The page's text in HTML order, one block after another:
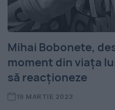
Mihai Bobonete,
moment din viața
să reacționeze
19 MARTIE 2023